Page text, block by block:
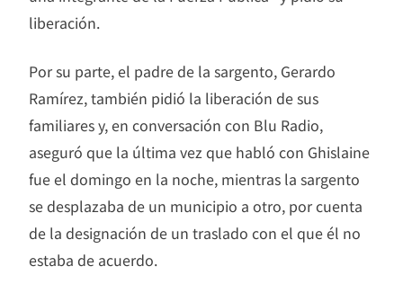
liberación.
Por su parte, el padre de la sargento, Gerardo
Ramírez, también pidió la liberación de sus
familiares y, en conversación con Blu Radio,
aseguró que la última vez que habló con Ghislaine
fue el domingo en la noche, mientras la sargento
se desplazaba de un municipio a otro, por cuenta
de la designación de un traslado con el que él no
estaba de acuerdo.